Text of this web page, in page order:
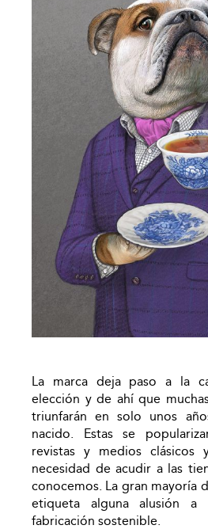
La marca deja paso a la
elección y de ahí que
triunfarán en solo unos
nacido. Estas se
revistas y medios clásicos
necesidad de acudir a las
conocemos. La gran mayoría
etiqueta alguna alusión a
fabricación sostenible.